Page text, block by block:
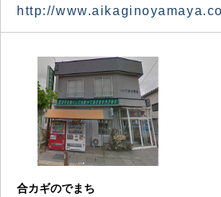
http://
合カギのでまち